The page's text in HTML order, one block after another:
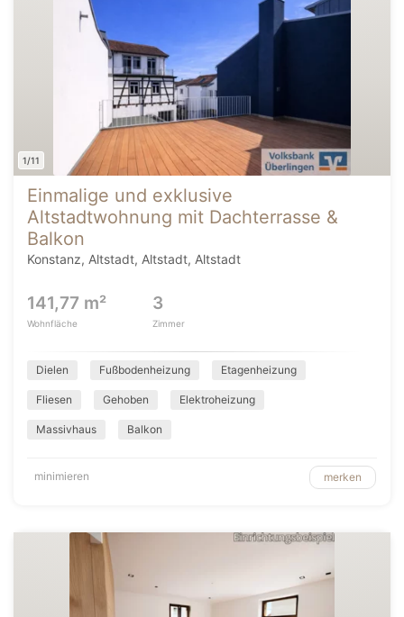
1/11
Einmalige und exklusive
Altstadtwohnung mit Dachterrasse &
Balkon
Konstanz, Altstadt, Altstadt, Altstadt
141,77 m²
Wohnfläche
3
Zimmer
Dielen Fußbodenheizung Etagenheizung
Fliesen Gehoben Elektroheizung
Massivhaus Balkon
minimieren merken